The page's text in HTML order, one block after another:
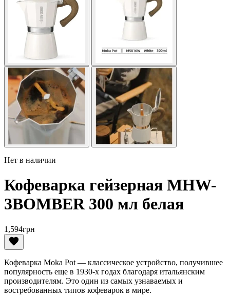
Нет в наличии
Кофеварка гейзерная MHW-
3BOMBER 300 мл белая
1,594грн
Кофеварка Moka Pot — классическое устройство, получившее
популярность еще в 1930-х годах благодаря итальянским
производителям. Это один из самых узнаваемых и
востребованных типов кофеварок в мире.